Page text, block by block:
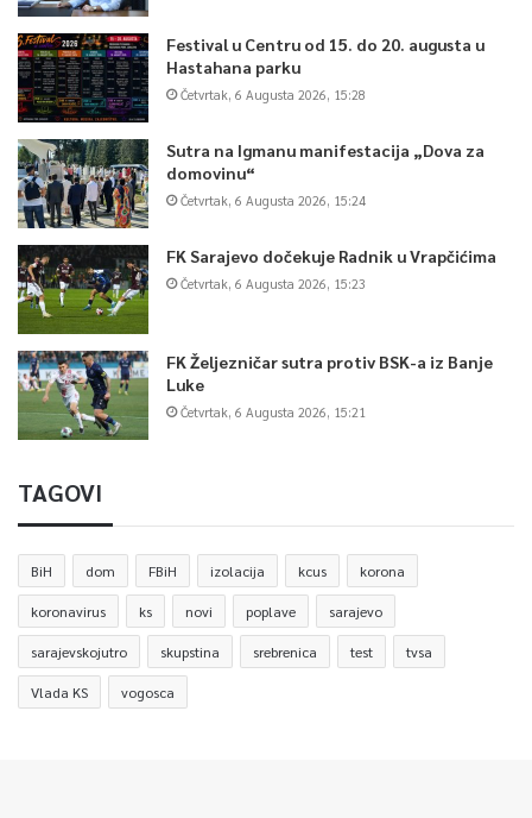
Festival u Centru od 15. do 20. augusta u
Hastahana parku
Četvrtak, 6 Augusta 2026, 15:28
Sutra na Igmanu manifestacija „Dova za
domovinu“
Četvrtak, 6 Augusta 2026, 15:24
FK Sarajevo dočekuje Radnik u Vrapčićima
Četvrtak, 6 Augusta 2026, 15:23
FK Željezničar sutra protiv BSK-a iz Banje
Luke
Četvrtak, 6 Augusta 2026, 15:21
TAGOVI
BiH dom FBiH izolacija kcus korona
koronavirus ks novi poplave sarajevo
sarajevskojutro skupstina srebrenica test tvsa
Vlada KS vogosca